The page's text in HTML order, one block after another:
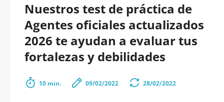
Nuestros test de práctica de
Agentes oficiales actualizados
2026 te ayudan a evaluar tus
fortalezas y debilidades
10 min. 09/02/2022 28/02/2022